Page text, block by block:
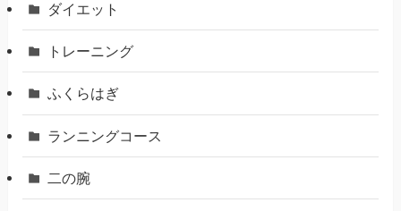
ダイエット
トレーニング
ふくらはぎ
ランニングコース
二の腕